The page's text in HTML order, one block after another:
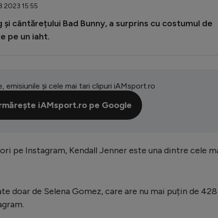
15:55
cântărețului Bad Bunny, a surprins cu costumul de
pe un iaht.
emisiunile și cele mai tari clipuri iAMsport.ro
iAMsport.ro pe Google
pe Instagram, Kendall Jenner este una dintre cele
doar de Selena Gomez, care are nu mai puțin de